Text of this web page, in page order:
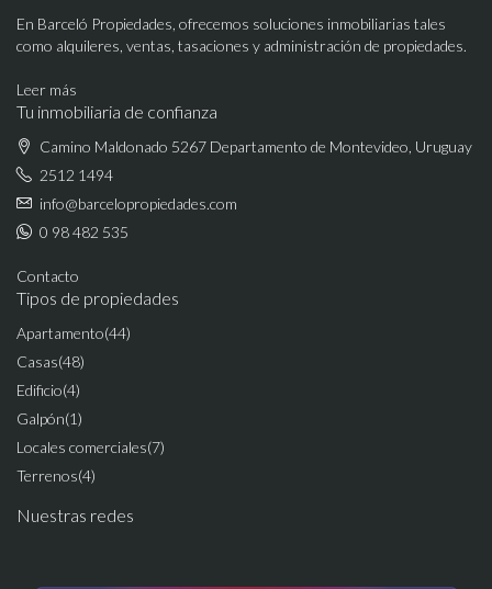
En Barceló Propiedades, ofrecemos soluciones inmobiliarias tales
como alquileres, ventas, tasaciones y administración de propiedades.
Leer más
Tu inmobiliaria de confianza
Camino Maldonado 5267 Departamento de Montevideo, Uruguay
2512 1494
info@barcelopropiedades.com
0 98 482 535
Contacto
Tipos de propiedades
Apartamento(44)
Casas(48)
Edificio(4)
Galpón(1)
Locales comerciales(7)
Terrenos(4)
Nuestras redes